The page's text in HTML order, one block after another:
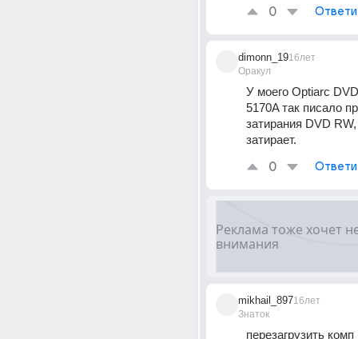
0
dimonn_19
Оракул
16лет
У моего Optiarc
5170A так писало
затирания DVD
затирает.
0
mikhail_897
Знаток
16лет
перезагрузить комп